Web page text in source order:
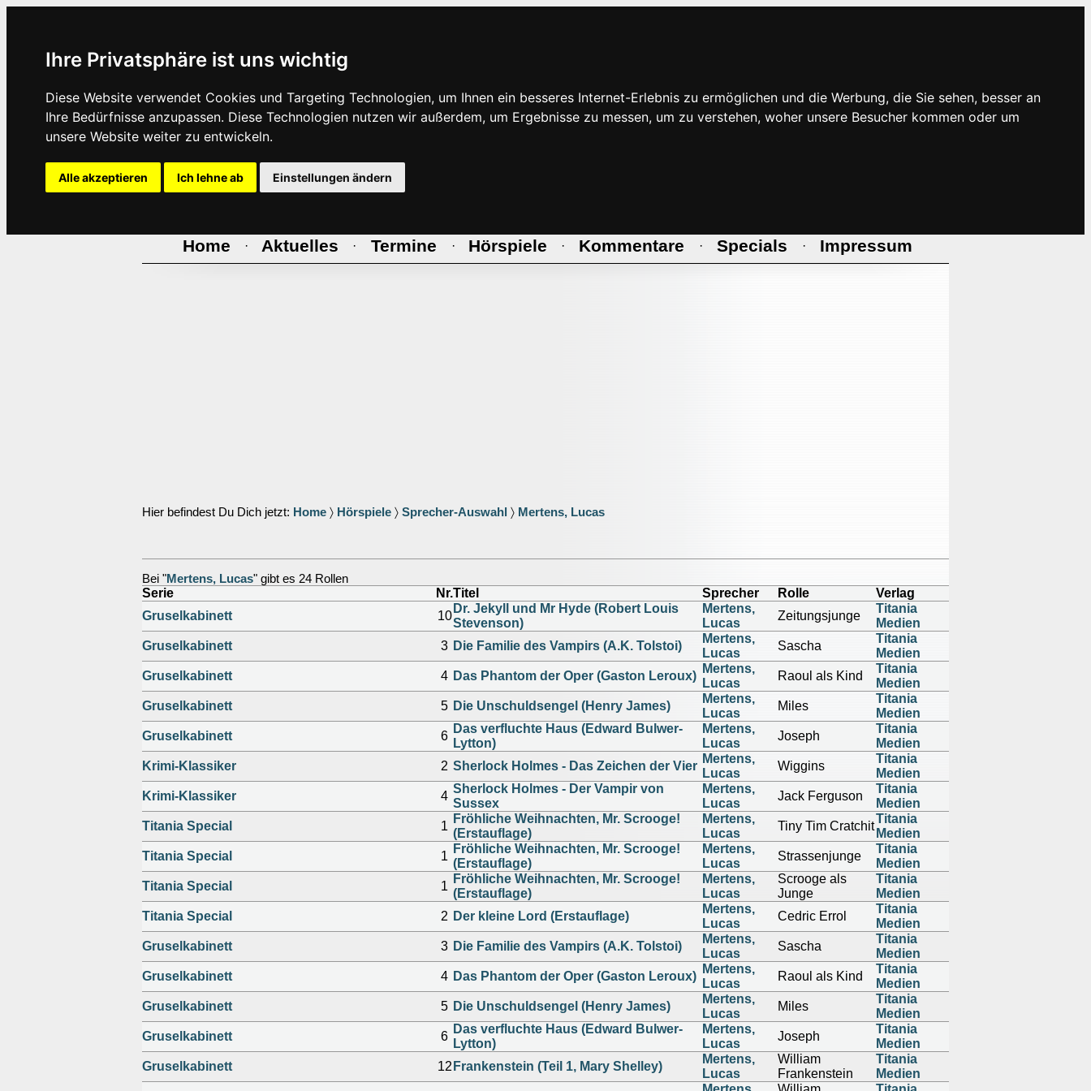
Ihre Privatsphäre ist uns wichtig
Diese Website verwendet Cookies und Targeting Technologien, um Ihnen ein besseres Internet-Erlebnis zu ermöglichen und die Werbung, die Sie sehen, besser an
Ihre Bedürfnisse anzupassen. Diese Technologien nutzen wir außerdem, um Ergebnisse zu messen, um zu verstehen, woher unsere Besucher kommen oder um
unsere Website weiter zu entwickeln.
Alle akzeptieren Ich lehne ab Einstellungen ändern
Home · Aktuelles · Termine · Hörspiele · Kommentare · Specials · Impressum
Hier befindest Du Dich jetzt: Home 〉 Hörspiele 〉 Sprecher-Auswahl 〉 Mertens, Lucas
Bei "Mertens, Lucas" gibt es 24 Rollen
Serie Nr.Titel Sprecher Rolle
Verlag
Gruselkabinett
10
Dr. Jekyll und Mr Hyde (Robert Louis
Stevenson)
Mertens,
Lucas
Zeitungsjunge
Titania
Medien
Gruselkabinett
3 Die Familie des Vampirs (A.K. Tolstoi)
Mertens,
Lucas
Sascha
Titania
Medien
Gruselkabinett
4 Das Phantom der Oper (Gaston Leroux)
Mertens,
Lucas
Raoul als Kind
Titania
Medien
Gruselkabinett
5 Die Unschuldsengel (Henry James)
Mertens,
Lucas
Miles
Titania
Medien
Gruselkabinett
6
Das verfluchte Haus (Edward Bulwer-
Lytton)
Mertens,
Lucas
Joseph
Titania
Medien
Krimi-Klassiker
2 Sherlock Holmes - Das Zeichen der Vier
Mertens,
Lucas
Wiggins
Titania
Medien
Krimi-Klassiker
4
Sherlock Holmes - Der Vampir von
Sussex
Mertens,
Lucas
Jack Ferguson
Titania
Medien
Titania Special
1
Fröhliche Weihnachten, Mr. Scrooge!
(Erstauflage)
Mertens,
Lucas
Tiny Tim Cratchit
Titania
Medien
Titania Special
1
Fröhliche Weihnachten, Mr. Scrooge!
(Erstauflage)
Mertens,
Lucas
Strassenjunge
Titania
Medien
Titania Special
1
Fröhliche Weihnachten, Mr. Scrooge!
(Erstauflage)
Mertens,
Lucas
Scrooge als
Junge
Titania
Medien
Titania Special
2 Der kleine Lord (Erstauflage)
Mertens,
Lucas
Cedric Errol
Titania
Medien
Gruselkabinett
3 Die Familie des Vampirs (A.K. Tolstoi)
Mertens,
Lucas
Sascha
Titania
Medien
Gruselkabinett
4 Das Phantom der Oper (Gaston Leroux)
Mertens,
Lucas
Raoul als Kind
Titania
Medien
Gruselkabinett
5 Die Unschuldsengel (Henry James)
Mertens,
Lucas
Miles
Titania
Medien
Gruselkabinett
6
Das verfluchte Haus (Edward Bulwer-
Lytton)
Mertens,
Lucas
Joseph
Titania
Medien
Gruselkabinett
12 Frankenstein (Teil 1, Mary Shelley)
Mertens,
Lucas
William
Frankenstein
Titania
Medien